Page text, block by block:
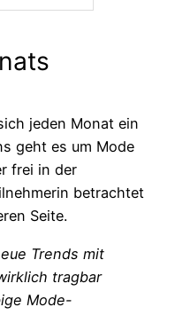
jeden Monat ein
geht es um Mode
frei in der
betrachtet
Seite.
Trends mit
tragbar
Mode-